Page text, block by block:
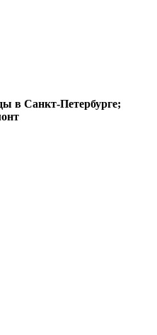
в Санкт-Петербурге;